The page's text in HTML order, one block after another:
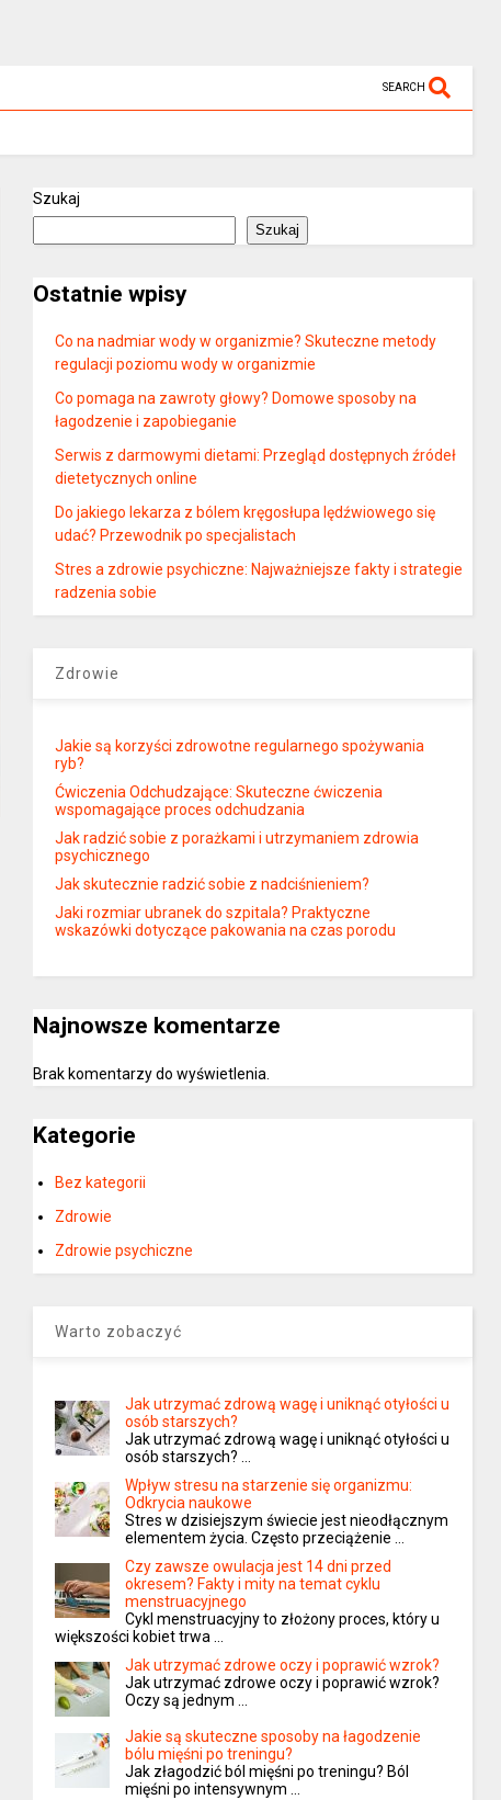
SEARCH
Szukaj
Szukaj
Ostatnie wpisy
Co na nadmiar wody w organizmie? Skuteczne metody
regulacji poziomu wody w organizmie
Co pomaga na zawroty głowy? Domowe sposoby na
łagodzenie i zapobieganie
Serwis z darmowymi dietami: Przegląd dostępnych źródeł
dietetycznych online
Do jakiego lekarza z bólem kręgosłupa lędźwiowego się
udać? Przewodnik po specjalistach
Stres a zdrowie psychiczne: Najważniejsze fakty i strategie
radzenia sobie
Zdrowie
Jakie są korzyści zdrowotne regularnego spożywania
ryb?
Ćwiczenia Odchudzające: Skuteczne ćwiczenia
wspomagające proces odchudzania
Jak radzić sobie z porażkami i utrzymaniem zdrowia
psychicznego
Jak skutecznie radzić sobie z nadciśnieniem?
Jaki rozmiar ubranek do szpitala? Praktyczne
wskazówki dotyczące pakowania na czas porodu
Najnowsze komentarze
Brak komentarzy do wyświetlenia.
Kategorie
Bez kategorii
Zdrowie
Zdrowie psychiczne
Warto zobaczyć
Jak utrzymać zdrową wagę i uniknąć otyłości u
osób starszych?
Jak utrzymać zdrową wagę i uniknąć otyłości u
osób starszych? …
Wpływ stresu na starzenie się organizmu:
Odkrycia naukowe
Stres w dzisiejszym świecie jest nieodłącznym
elementem życia. Często przeciążenie …
Czy zawsze owulacja jest 14 dni przed
okresem? Fakty i mity na temat cyklu
menstruacyjnego
Cykl menstruacyjny to złożony proces, który u
większości kobiet trwa …
Jak utrzymać zdrowe oczy i poprawić wzrok?
Jak utrzymać zdrowe oczy i poprawić wzrok?
Oczy są jednym …
Jakie są skuteczne sposoby na łagodzenie
bólu mięśni po treningu?
Jak złagodzić ból mięśni po treningu? Ból
mięśni po intensywnym …